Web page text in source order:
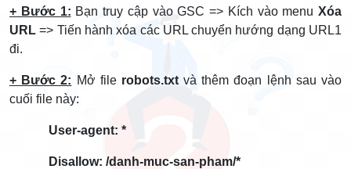
+ Bước 1: Bạn truy cập vào GSC => Kích vào menu Xóa
URL => Tiến hành xóa các URL chuyển hướng dạng URL1
đi.
+ Bước 2: Mở file robots.txtvà thêm đoạn lệnh sau vào
cuối file này:
User-agent: *
Disallow: /danh-muc-san-pham/*